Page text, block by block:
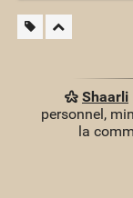
Shaarli
personnel,
la